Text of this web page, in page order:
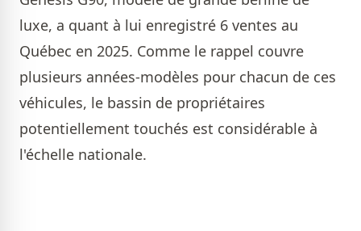
luxe, a quant à lui enregistré 6 ventes au
Québec en 2025. Comme le rappel couvre
plusieurs années-modèles pour chacun de ces
véhicules, le bassin de propriétaires
potentiellement touchés est considérable à
l'échelle nationale.